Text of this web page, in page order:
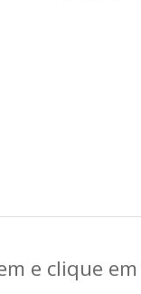
e clique